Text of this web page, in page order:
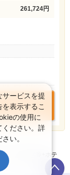
261,724円
(海外航空券+ホテ
ービスを提
表示するこ
の使用に
ください。詳
い。